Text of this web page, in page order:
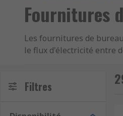
Fournitures
Les fournitures de
le flux d'électricité entre
Les fournitures pour
Filtres